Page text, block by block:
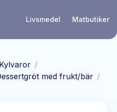
Livsmedel Matbutiker
/
med frukt/bär /